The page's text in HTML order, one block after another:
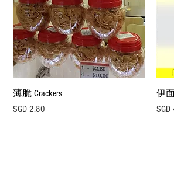
薄脆 Crackers
價格
SGD 2.80
伊面
價格
SGD